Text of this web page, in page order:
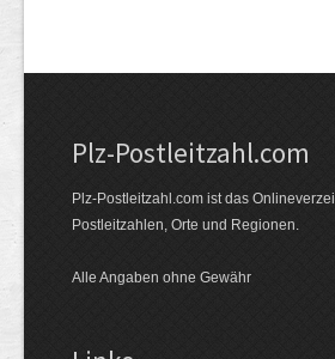
Plz-Postleitzahl.com
Plz-Postleitzahl.com ist das
Postleitzahlen, Orte und Regionen.
Alle Angaben ohne Gewähr